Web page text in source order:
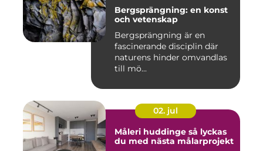
Bergsprängning: en konst
och vetenskap
Bergsprängning är en
fascinerande disciplin där
naturens hinder omvandlas
till mö...
02. jul
Måleri huddinge så lyckas
du med nästa målarprojekt